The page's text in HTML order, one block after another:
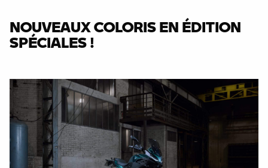
NOUVEAUX COLORIS EN ÉDITION
SPÉCIALES !